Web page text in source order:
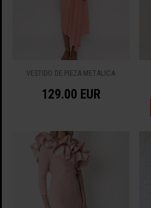
VESTIDO DE PIEZA METALICA
129.00 EUR